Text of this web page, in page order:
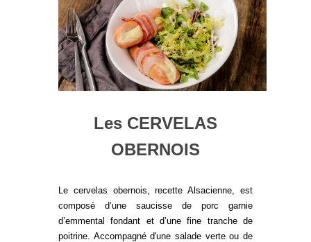
Les CERVELAS
OBERNOIS
Le cervelas obernois, recette Alsacienne, est
composé d’une saucisse de porc garnie
d’emmental fondant et d’une fine tranche de
poitrine. Accompagné d'une salade verte ou de